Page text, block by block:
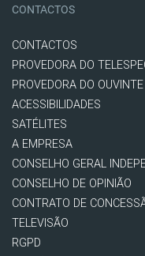
CONTACTOS
CONTACTOS
PROVEDORA DO
PROVEDORA DO OUVINTE
ACESSIBILIDADES
SATÉLITES
A EMPRESA
CONSELHO GERAL
CONSELHO DE OPINIÃO
CONTRATO DE
TELEVISÃO
RGPD